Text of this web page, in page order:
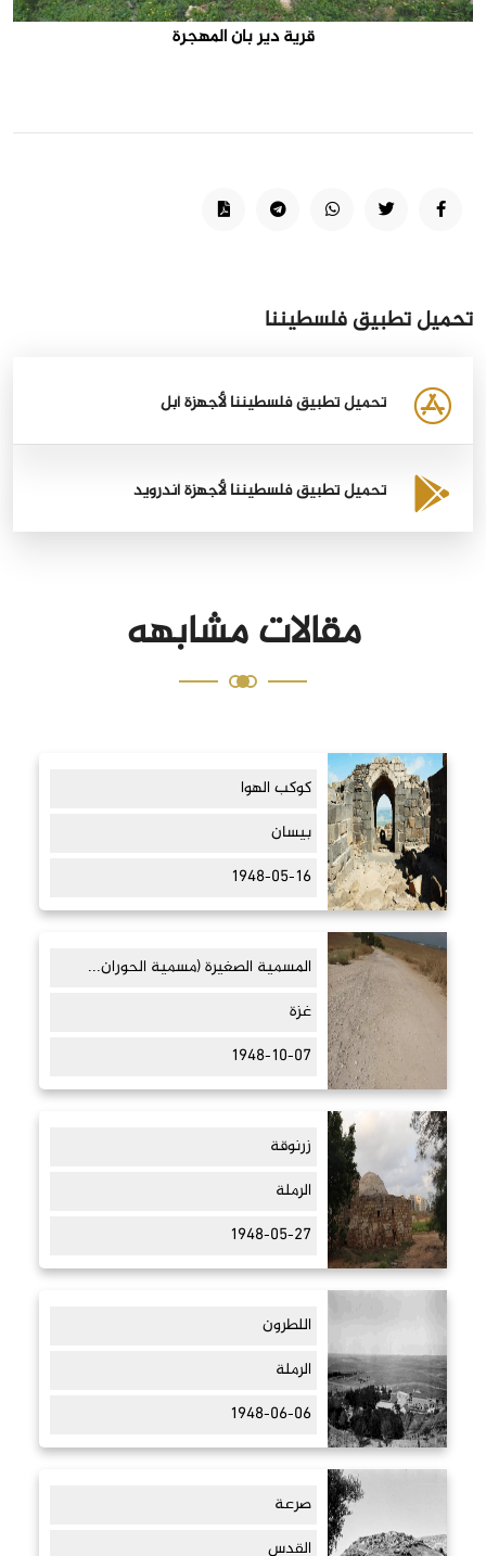
قرية دير بان المهجرة
تحميل تطبيق فلسطيننا
تحميل تطبيق فلسطيننا لأجهزة أبل
تحميل تطبيق فلسطيننا لأجهزة أندرويد
مقالات مشابهه
كوكب الهوا
بيسان
1948-05-16
المسمية الصغيرة (مسمية الحوران...
غزة
1948-10-07
زرنوقة
الرملة
1948-05-27
اللطرون
الرملة
1948-06-06
صرعة
القدس